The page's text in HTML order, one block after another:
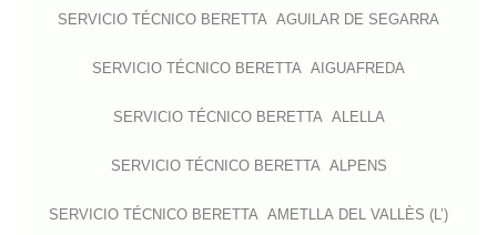
SERVICIO TÉCNICO BERETTA AGUILAR DE SEGARRA
SERVICIO TÉCNICO BERETTA AIGUAFREDA
SERVICIO TÉCNICO BERETTA ALELLA
SERVICIO TÉCNICO BERETTA ALPENS
SERVICIO TÉCNICO BERETTA AMETLLA DEL VALLÈS (L’)